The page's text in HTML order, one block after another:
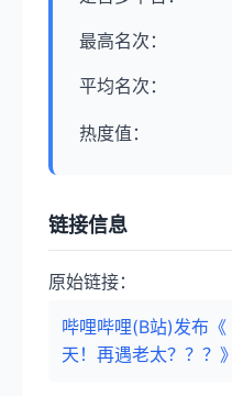
最高名次：
平均名次：
热度值：
链接信息
原始链接：
哔哩哔哩(B站)发布
天！再遇老太？？？》